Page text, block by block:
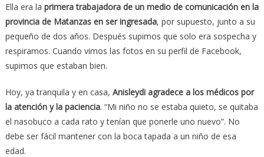
Ella era la primera trabajadora de un medio de comunicación en la
provincia de Matanzas en ser ingresada, por supuesto, junto a su
pequeño de dos años. Después supimos que solo era sospecha y
respiramos. Cuando vimos las fotos en su perfil de Facebook,
supimos que estaban bien.
Hoy, ya tranquila y en casa, Anisleydi agradece a los médicos por
la atención y la paciencia. “Mi niño no se estaba quieto, se quitaba
el nasobuco a cada rato y tenían que ponerle uno nuevo”. No
debe ser fácil mantener con la boca tapada a un niño de esa
edad.